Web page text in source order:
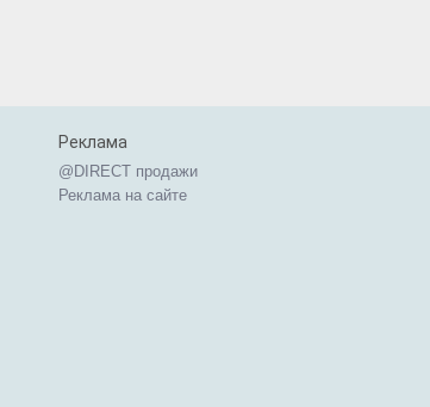
Реклама
@DIRECT продажи
Реклама на сайте